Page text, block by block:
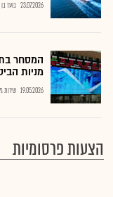
23.07.2026 בועז בן
המסחר
מניות
19.05.2026 שירות
הצעות פרסומיות